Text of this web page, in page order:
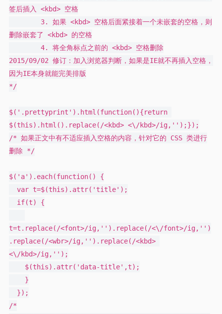
签后插入 <kbd> 空格
删除嵌套了 <kbd> 的空格
2015/09/02 修订：加入浏览器判断，如果是IE就不再插入空格，
因为IE本身就能完美排版
*/
$('.prettyprint').html(function(){return
$(this).html().replace(/<kbd> <\/kbd>/ig,'');});
/* 如果正文中有不适应插入空格的内容，针对它的 CSS 类进行
删除 */
$('a').each(function() {
t=t.replace(/<font>/ig,'').replace(/<\/font>/ig,'')
.replace(/<wbr>/ig,'').replace(/<kbd>
<\/kbd>/ig,'');
/*